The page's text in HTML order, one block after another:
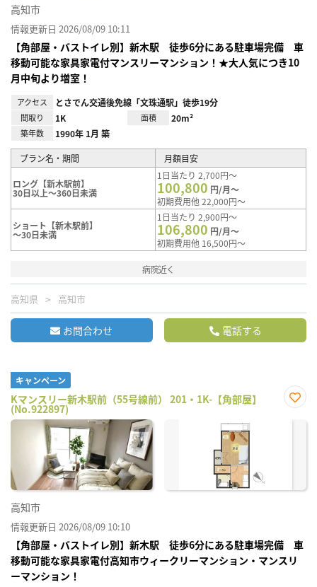
高知市
情報更新日 2026/08/09 10:11
【角部屋・バストイレ別】新木駅 徒歩6分にある駐車場完備 車
移動可能な家具家電付マンスリーマンション！★大人気につき10
月中旬より増室！
アクセス とさでん交通後免線「文珠通駅」徒歩19分
間取り 1K 面積 20m²
築年数 1990年 1月 築
プラン名・期間 月額目安
ロング【新木駅前】
30日以上～360日未満
1日当たり 2,700円～
100,800 円/月～
初期費用他 22,000円～
ショート【新木駅前】
～30日未満
1日当たり 2,900円～
106,800 円/月～
初期費用他 16,500円～
病院近く
高知県 高知市
お問合わせ 電話する
キャンペーン
Kマンスリー新木駅前（55号線前） 201・1K-【角部屋】
(No.922897)
に入
高知市
情報更新日 2026/08/09 10:10
【角部屋・バストイレ別】新木駅 徒歩6分にある駐車場完備 車
移動可能な家具家電付高知市ウィークリーマンション・マンスリ
ーマンション！